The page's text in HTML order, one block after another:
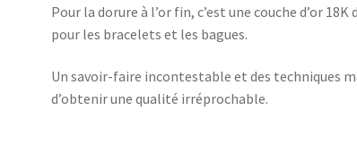
Pour la dorure à l’or fin, c’est une couche d’or
pour les bracelets et les bagues.
Un savoir-faire incontestable et des techniques
d’obtenir une qualité irréprochable.